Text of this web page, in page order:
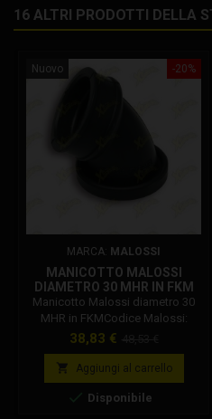
16 ALTRI PRODOTTI DELLA
-20%
Nuovo
MARCA: MALOSSI
MANICOTTO MALOSSI
DIAMETRO 30 MHR IN FKM
1313849B
Manicotto Malossi diametro 30
MHR in FKMCodice Malossi:
1313849b
Prezzo
38,83 €
base
 Aggiungi al carrello
 Disponibile